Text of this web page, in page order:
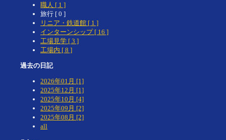
職人 [ 1 ]
旅行 [ 0 ]
リニア・鉄道館 [ 1 ]
インターンシップ [ 16 ]
工場見学 [ 3 ]
工場内 [ 8 ]
過去の日記
2026年01月 [1]
2025年12月 [1]
2025年10月 [4]
2025年09月 [2]
2025年08月 [2]
all